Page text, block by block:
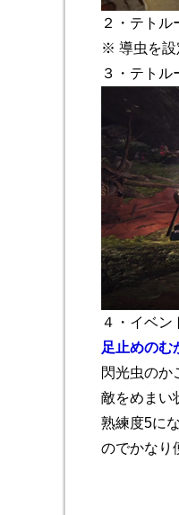
２・テトル
※ 導虫を設
３・テト
４・イベン
足止めのむ
閃光虫のか
敵をめまい
熟練度5にな
のでかなり